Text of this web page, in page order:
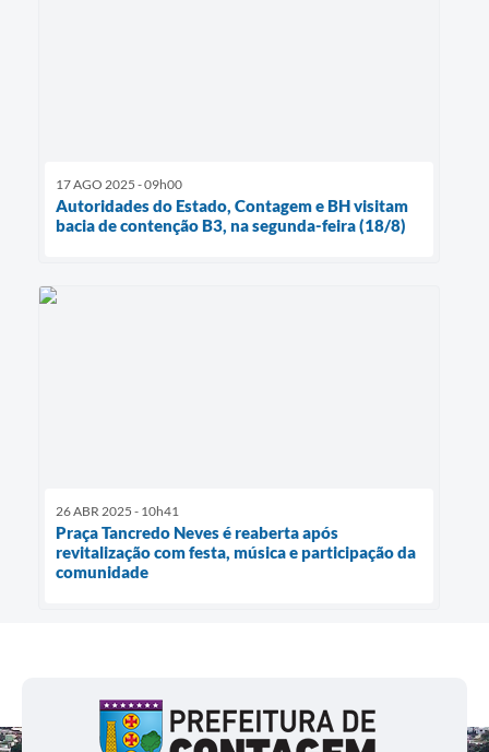
17 AGO 2025 - 09h00
Autoridades do Estado, Contagem e BH visitam
bacia de contenção B3, na segunda-feira (18/8)
26 ABR 2025 - 10h41
Praça Tancredo Neves é reaberta após
revitalização com festa, música e participação da
comunidade